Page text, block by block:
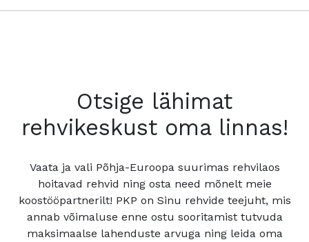
Otsige lähimat
rehvikeskust oma linnas!
Vaata ja vali Põhja-Euroopa suurimas rehvilaos
hoitavad rehvid ning osta need mõnelt meie
koostööpartnerilt! PKP on Sinu rehvide teejuht, mis
annab võimaluse enne ostu sooritamist tutvuda
maksimaalse lahenduste arvuga ning leida oma